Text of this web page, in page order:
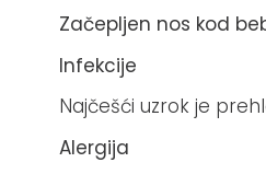
Začepljen nos kod
Infekcije
Najčešći uzrok je
Alergija